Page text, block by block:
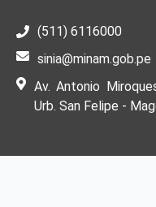
(511) 6116000
sinia@minam.gob.pe
Av. Antonio
Urb. San Felipe -